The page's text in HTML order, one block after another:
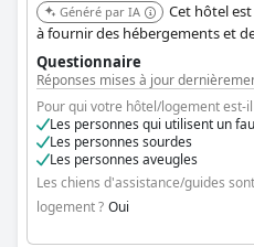
Généré par IA
Cet hôtel
à fournir des hébergements et
Questionnaire
Réponses mises à jour
Pour qui votre hôtel/logement est-
Les personnes qui utilisent un
Les personnes sourdes
Les personnes aveugles
Les chiens d'assistance/guides
logement ? Oui